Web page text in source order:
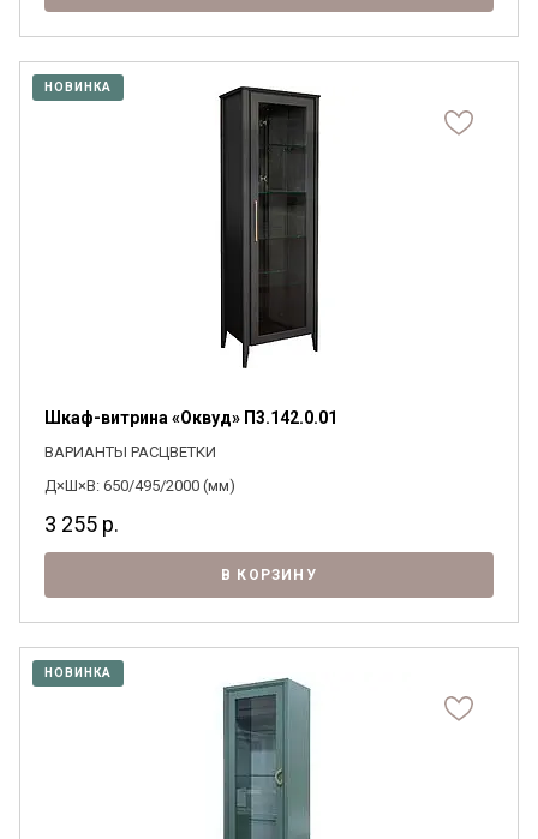
НОВИНКА
Шкаф-витрина «Оквуд» П3.142.0.01
ВАРИАНТЫ РАСЦВЕТКИ
Д×Ш×В: 650/495/2000 (мм)
3 255 р.
В КОРЗИНУ
НОВИНКА